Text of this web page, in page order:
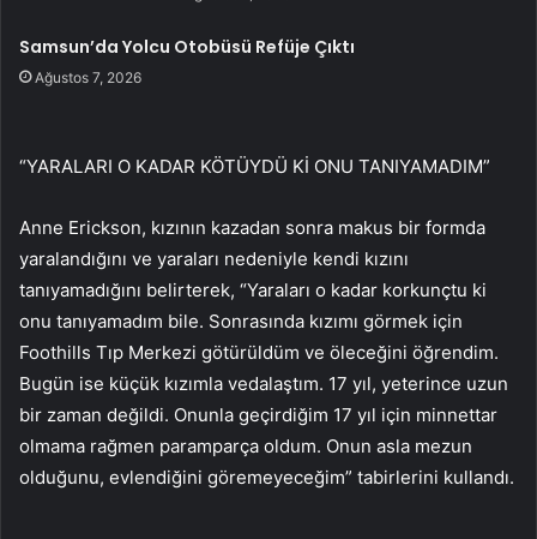
Samsun’da Yolcu Otobüsü Refüje Çıktı
Ağustos 7, 2026
“YARALARI O KADAR KÖTÜYDÜ Kİ ONU TANIYAMADIM”
Anne Erickson, kızının kazadan sonra makus bir formda
yaralandığını ve yaraları nedeniyle kendi kızını
tanıyamadığını belirterek, “Yaraları o kadar korkunçtu ki
onu tanıyamadım bile. Sonrasında kızımı görmek için
Foothills Tıp Merkezi götürüldüm ve öleceğini öğrendim.
Bugün ise küçük kızımla vedalaştım. 17 yıl, yeterince uzun
bir zaman değildi. Onunla geçirdiğim 17 yıl için minnettar
olmama rağmen paramparça oldum. Onun asla mezun
olduğunu, evlendiğini göremeyeceğim” tabirlerini kullandı.